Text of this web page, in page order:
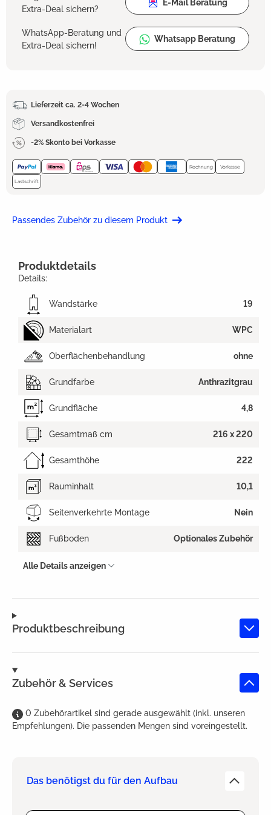
Extra-Deal sichern?
E-Mail Beratung
WhatsApp-Beratung und
Extra-Deal sichern!
Whatsapp Beratung
Lieferzeit ca. 2-4 Wochen
Versandkostenfrei
-2% Skonto bei Vorkasse
Rechnung Vorkasse
Lastschrift
Passendes Zubehör zu diesem Produkt
Produktbeschreibung
Zubehör & Services
0 Zubehörartikel sind gerade ausgewählt (inkl. unseren
Empfehlungen). Die passenden Mengen sind voreingestellt.
Das benötigst du für den Aufbau
Produktdetails
Details:
Wandstärke 19
Materialart WPC
Oberflächenbehandlung ohne
Grundfarbe Anthrazitgrau
Grundfläche 4,8
Gesamtmaß cm 216 x 220
Gesamthöhe 222
Rauminhalt 10,1
Seitenverkehrte Montage Nein
Fußboden Optionales Zubehör
Alle Details anzeigen